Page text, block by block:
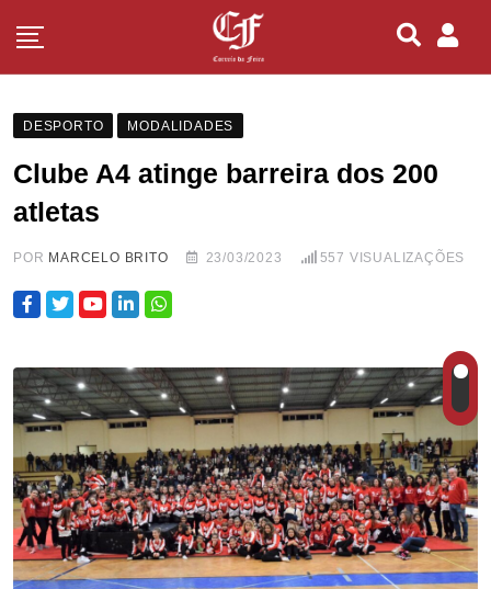
DESPORTO MODALIDADES
Clube A4 atinge barreira dos 200
atletas
POR MARCELO BRITO 23/03/2023 557 VISUALIZAÇÕES